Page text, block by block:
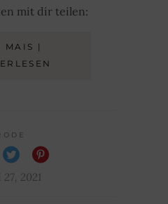
mit dir teilen:
MAIS |
27, 2021